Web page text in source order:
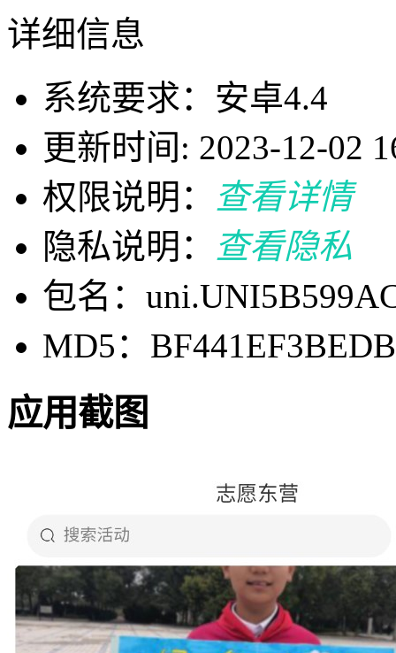
详细信息
系统要求：安卓4.4
更新时间: 2023-12-02
权限说明：
查看详情
隐私说明：
查看隐私
包名：
MD5：
应用截图